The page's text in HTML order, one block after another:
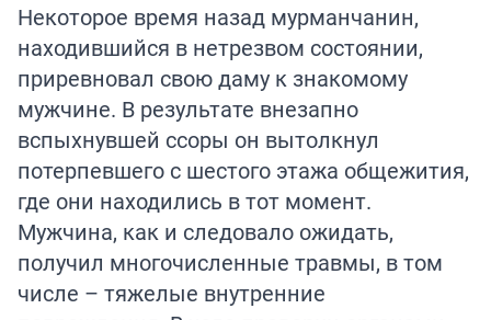
Некоторое время назад мурманчанин,
находившийся в нетрезвом состоянии,
приревновал свою даму к знакомому
мужчине. В результате внезапно
вспыхнувшей ссоры он вытолкнул
потерпевшего с шестого этажа общежития,
где они находились в тот момент.
Мужчина, как и следовало ожидать,
получил многочисленные травмы, в том
числе – тяжелые внутренние